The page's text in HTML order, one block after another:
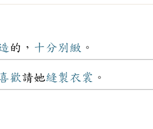
的， 十分別緻 。
歡請她縫製 衣裳 。